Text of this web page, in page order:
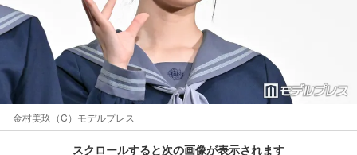
金村美玖（C）モデルプレス
スクロールすると次の画像が表示されます